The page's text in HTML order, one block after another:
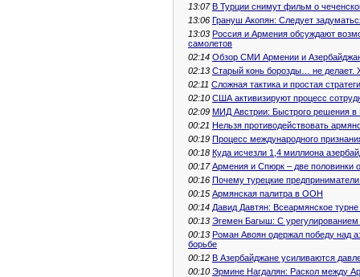
13:07 В Турции снимут фильм о
13:06 Грануш Акопян: Следует
13:03 Россия и Армения обсуждают
самолетов
02:14 Обзор СМИ Армении и
02:13 Старый конь борозды… не делает.
02:11 Сложная тактика и простая
02:10 США активизируют процесс
02:09 МИД Австрии: Быстрого решения в
00:21 Нельзя противодействовать
00:19 Процесс международного
00:18 Куда исчезли 1,4 миллиона
00:17 Армения и Спюрк – две половинки
00:16 Почему турецкие
00:15 Армянская палитра в ООН
00:14 Давид Давтян: Всеармянское
00:13 Эгемен Багыш: C урегулированием
00:13 Роман Авоян одержал победу над
борьбе
00:12 В Азербайджане усиливаются
00:10 Эрмине Нагдалян: Раскол между